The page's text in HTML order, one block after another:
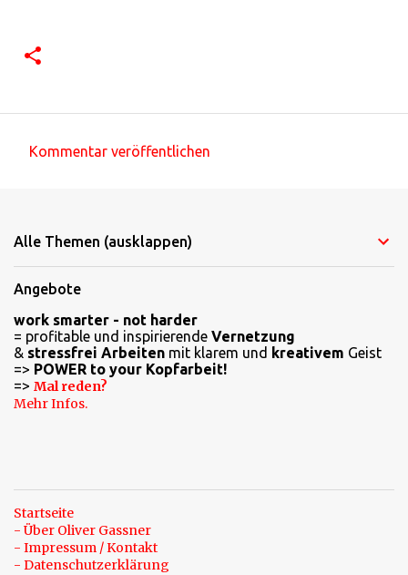
m
n
t
a
r
e
Kommentar veröffentlichen
Alle Themen (ausklappen)
Angebote
work smarter - not harder
= profitable und inspirierende Vernetzung
& stressfrei Arbeiten mit klarem und kreativem Geist
=> POWER to your Kopfarbeit!
=> Mal reden?
Mehr Infos.
Startseite
- Über Oliver Gassner
- Impressum / Kontakt
- Datenschutzerklärung